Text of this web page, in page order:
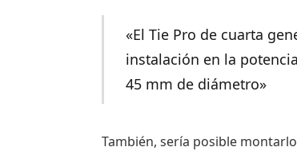
«El Tie Pro de cuarta
instalación en la
45 mm de diámetro»
También, sería posible